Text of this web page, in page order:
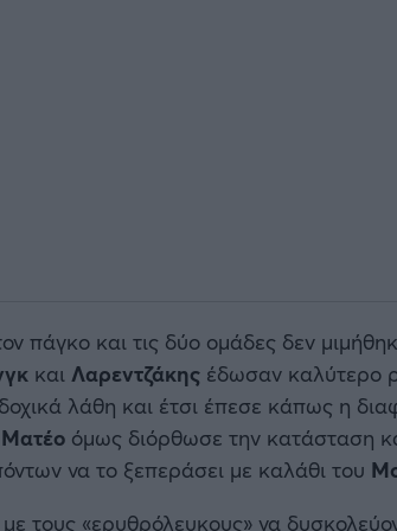
πάγκο και τις δύο ομάδες δεν
και Λαρεντζάκης έδωσαν καλύτερο
λάθη και έτσι έπεσε κάπως η
Ματέο όμως διόρθωσε την κατάσταση
να το ξεπεράσει με καλάθι του
τους «ερυθρόλευκους» να